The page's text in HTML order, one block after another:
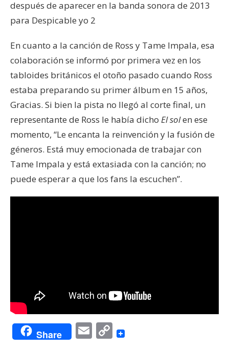
después de aparecer en la banda sonora de 2013
para Despicable yo 2
En cuanto a la canción de Ross y Tame Impala, esa
colaboración se informó por primera vez en los
tabloides británicos el otoño pasado cuando Ross
estaba preparando su primer álbum en 15 años,
Gracias. Si bien la pista no llegó al corte final, un
representante de Ross le había dicho El solen ese
momento, “Le encanta la reinvención y la fusión de
géneros. Está muy emocionada de trabajar con
Tame Impala y está extasiada con la canción; no
puede esperar a que los fans la escuchen”.
Share EmailCopy